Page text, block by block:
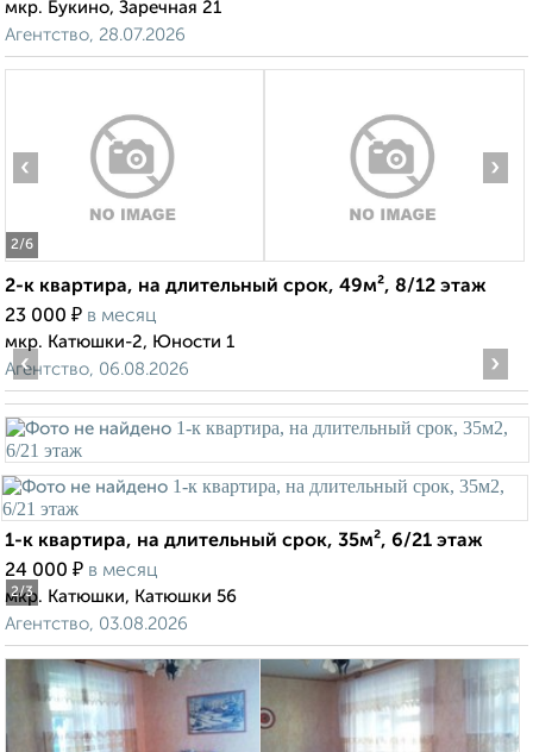
мкр. Букино, Заречная 21
Агентство, 28.07.2026
2/6
‹ ›
2-к квартира, на длительный срок, 49м², 8/12 этаж
23 000 ₽ в месяц
мкр. Катюшки-2, Юности 1
Агентство, 06.08.2026
2/3
‹ ›
1-к квартира, на длительный срок, 35м², 6/21 этаж
24 000 ₽ в месяц
мкр. Катюшки, Катюшки 56
Агентство, 03.08.2026